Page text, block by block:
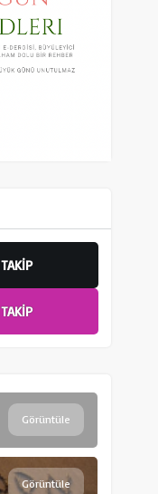
TAKIP
TAKIP
Görüntüle
Görüntüle